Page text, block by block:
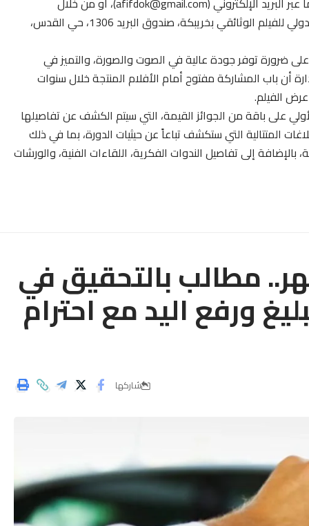
المراسلات الورقية عبر العنوان البريدي: جمعية المهرجان الدولي للفيلم الوثائقي بخريبكة، صندوق البريد 1306، حي القدس،
على ضرورة توفر جودة عالية في الصوت والصورة، والتميز في
أن باب المشاركة مفتوح أمام الأفلام المنتجة خلال سنوات
على باقة من الجوائز القيمة، التي سيتم الكشف عن تفاصيلها
المتتالية التي ستكشف تباعاً عن حيثيات الدورة، بما في ذلك
إلى تفاصيل الندوات الفكرية، اللقاءات الفنية، والورشات
مطالب بالتحقيق في
ورفع اليد مع احترام
شاركها